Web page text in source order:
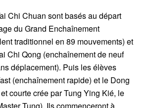
Chi Chuan sont basés au départ
du Grand Enchaînement
traditionnel en 89 mouvements) et
Chi Qong (enchaînement de neuf
déplacement). Puis les élèves
(enchaînement rapide) et le Dong
courte crée par Tung Ying Kié, le
Tung). Ils commenceront à